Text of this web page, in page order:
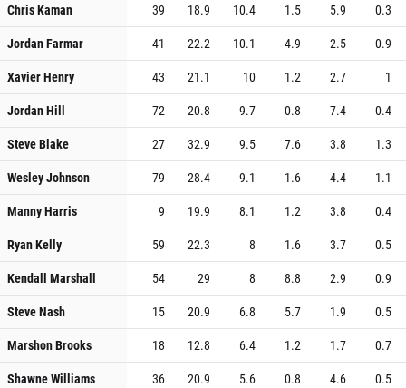
Chris Kaman
39 18.9 10.4 1.5 5.9
0.3
Jordan Farmar
41 22.2 10.1 4.9 2.5
0.9
Xavier Henry
43 21.1 10 1.2 2.7
1
Jordan Hill
72 20.8 9.7 0.8 7.4
0.4
Steve Blake
27 32.9 9.5 7.6 3.8
1.3
Wesley Johnson
79 28.4 9.1 1.6 4.4
1.1
Manny Harris
9 19.9 8.1 1.2 3.8
0.4
Ryan Kelly
59 22.3 8 1.6 3.7
0.5
Kendall Marshall
54 29 8 8.8 2.9
0.9
Steve Nash
15 20.9 6.8 5.7 1.9
0.5
Marshon Brooks
18 12.8 6.4 1.2 1.7
0.7
Shawne Williams
36 20.9 5.6 0.8 4.6
0.5